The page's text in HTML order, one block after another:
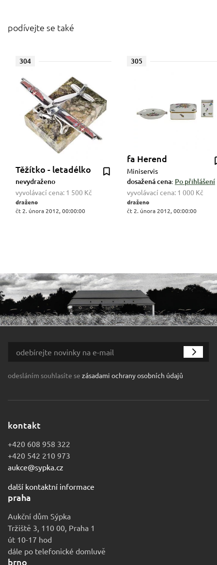
podívejte se také
304
Těžítko - letadélko
nevydraženo
vyvolávací cena: 1 500 Kč
draženo
čt 2. února 2012, 00:00:00
305
fa Herend
Miniservis
dosažená cena: Po přihlášení
vyvolávací cena: 1 000 Kč
draženo
čt 2. února 2012, 00:00:00
odesláním souhlasíte se zásadami ochrany osobních údajů
kontakt
+420 608 958 322
+420 542 210 973
aukce@sypka.cz
další kontaktní informace
praha
Aukční dům Sýpka
Tržiště 3, 110 00, Praha 1
út 10-17 hod
dále po telefonické domluvě
brno